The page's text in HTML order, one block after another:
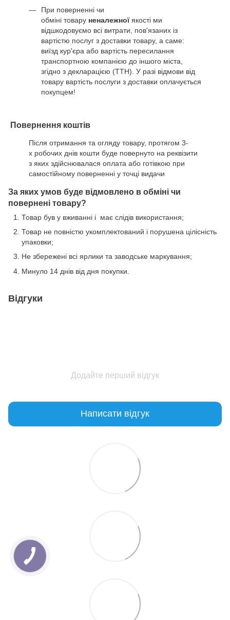
При поверненні чи
обміні товару неналежноїякості ми
відшкодовуємо всі витрати, пов'язаних із
вартістю послуг з доставки товару, а саме:
виїзд кур'єра або вартість пересилання
транспортною компанією до іншого міста,
згідно з декларацією (ТТН). У разі відмови від
товару вартість послуги з доставки оплачується
покупцем!
Повернення коштів
Після отримання та огляду товару, протягом 3-
х робочих днів кошти буде повернуто на реквізити
з яких здійснювалася оплата або готівкою при
самостійному поверненні у точці видачи
За яких умов буде відмовлено в обміні чи
повернені товару?
Товар був у вживанні і має слідів використання;
Товар не повністю укомплектований і порушена цілісність
упаковки;
Не збережені всі ярлики та заводське маркування;
Минуло 14 днів від дня покупки.
Відгуки
Додайте перший відгук
Написати відгук